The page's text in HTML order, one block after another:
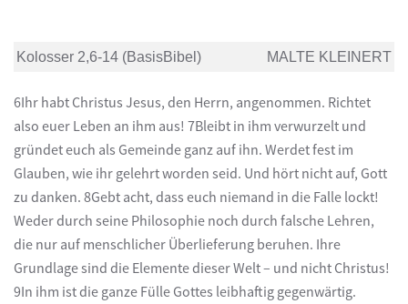
Kolosser 2,6-14 (BasisBibel) MALTE KLEINERT
6Ihr habt Christus Jesus, den Herrn, angenommen. Richtet
also euer Leben an ihm aus! 7Bleibt in ihm verwurzelt und
gründet euch als Gemeinde ganz auf ihn. Werdet fest im
Glauben, wie ihr gelehrt worden seid. Und hört nicht auf, Gott
zu danken. 8Gebt acht, dass euch niemand in die Falle lockt!
Weder durch seine Philosophie noch durch falsche Lehren,
die nur auf menschlicher Überlieferung beruhen. Ihre
Grundlage sind die Elemente dieser Welt – und nicht Christus!
9In ihm ist die ganze Fülle Gottes leibhaftig gegenwärtig.